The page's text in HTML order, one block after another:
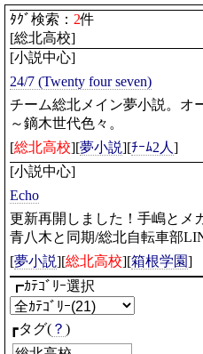
ﾀｸﾞ検索： 2件
[総北高校]
[小説中心]
24/7 (Twenty four seven)
チーム総北メイン夢小説。オ
～鏑木世代色々。
[総北高校][夢小説][ﾁｰﾑ2人 ]
[小説中心]
Echo
更新再開しました！手嶋とメ
青八木と同期/総北自転車部
[夢小説][総北高校][箱根学園]
┏ｶﾃｺﾞﾘｰ選択
┏タグ( ？ )